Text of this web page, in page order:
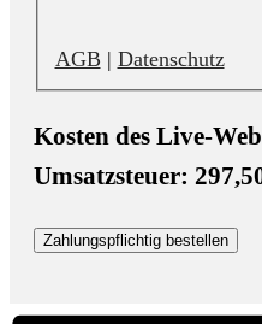
AGB | Datenschutz
Kosten des Live-
Umsatzsteuer:
Zahlungspflichtig bestellen